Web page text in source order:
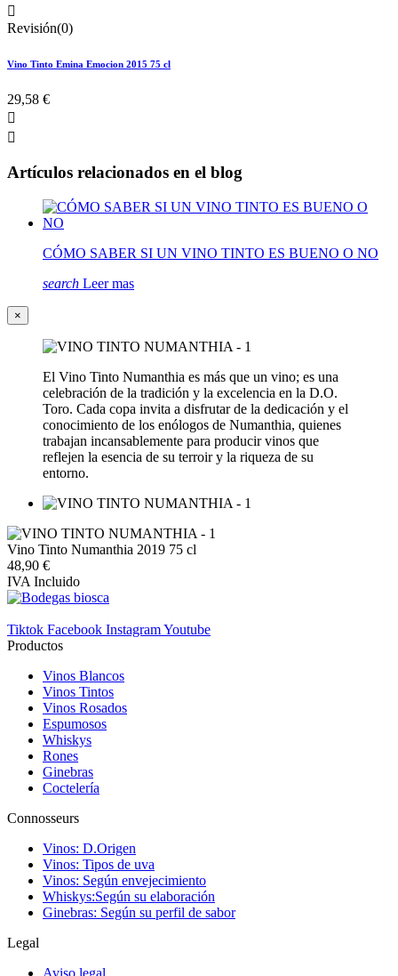

Revisión(0)
Vino Tinto Emina Emocion 2015 75 cl
29,58 €


Artículos relacionados en el blog
CÓMO SABER SI UN VINO TINTO ES BUENO O NO
search Leer mas
×
El Vino Tinto Numanthia es más que un vino; es una
celebración de la tradición y la excelencia en la D.O.
Toro. Cada copa invita a disfrutar de la dedicación y el
conocimiento de los enólogos de Numanthia, quienes
trabajan incansablemente para producir vinos que
reflejen la esencia de su terroir y la riqueza de su
entorno.
Vino Tinto Numanthia 2019 75 cl
48,90 €
IVA Incluido
Tiktok Facebook InstagramYoutube
Productos
Vinos Blancos
Vinos Tintos
Vinos Rosados
Espumosos
Whiskys
Rones
Ginebras
Coctelería
Connosseurs
Vinos: D.Origen
Vinos: Tipos de uva
Vinos: Según envejecimiento
Whiskys:Según su elaboración
Ginebras: Según su perfil de sabor
Legal